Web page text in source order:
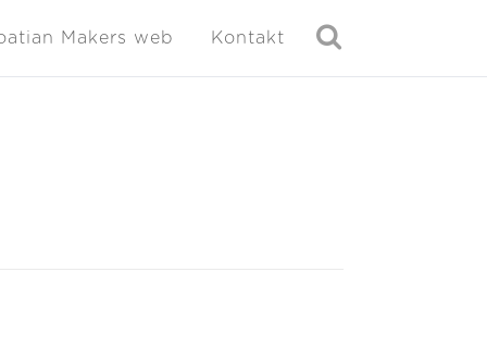
Makers web Kontakt